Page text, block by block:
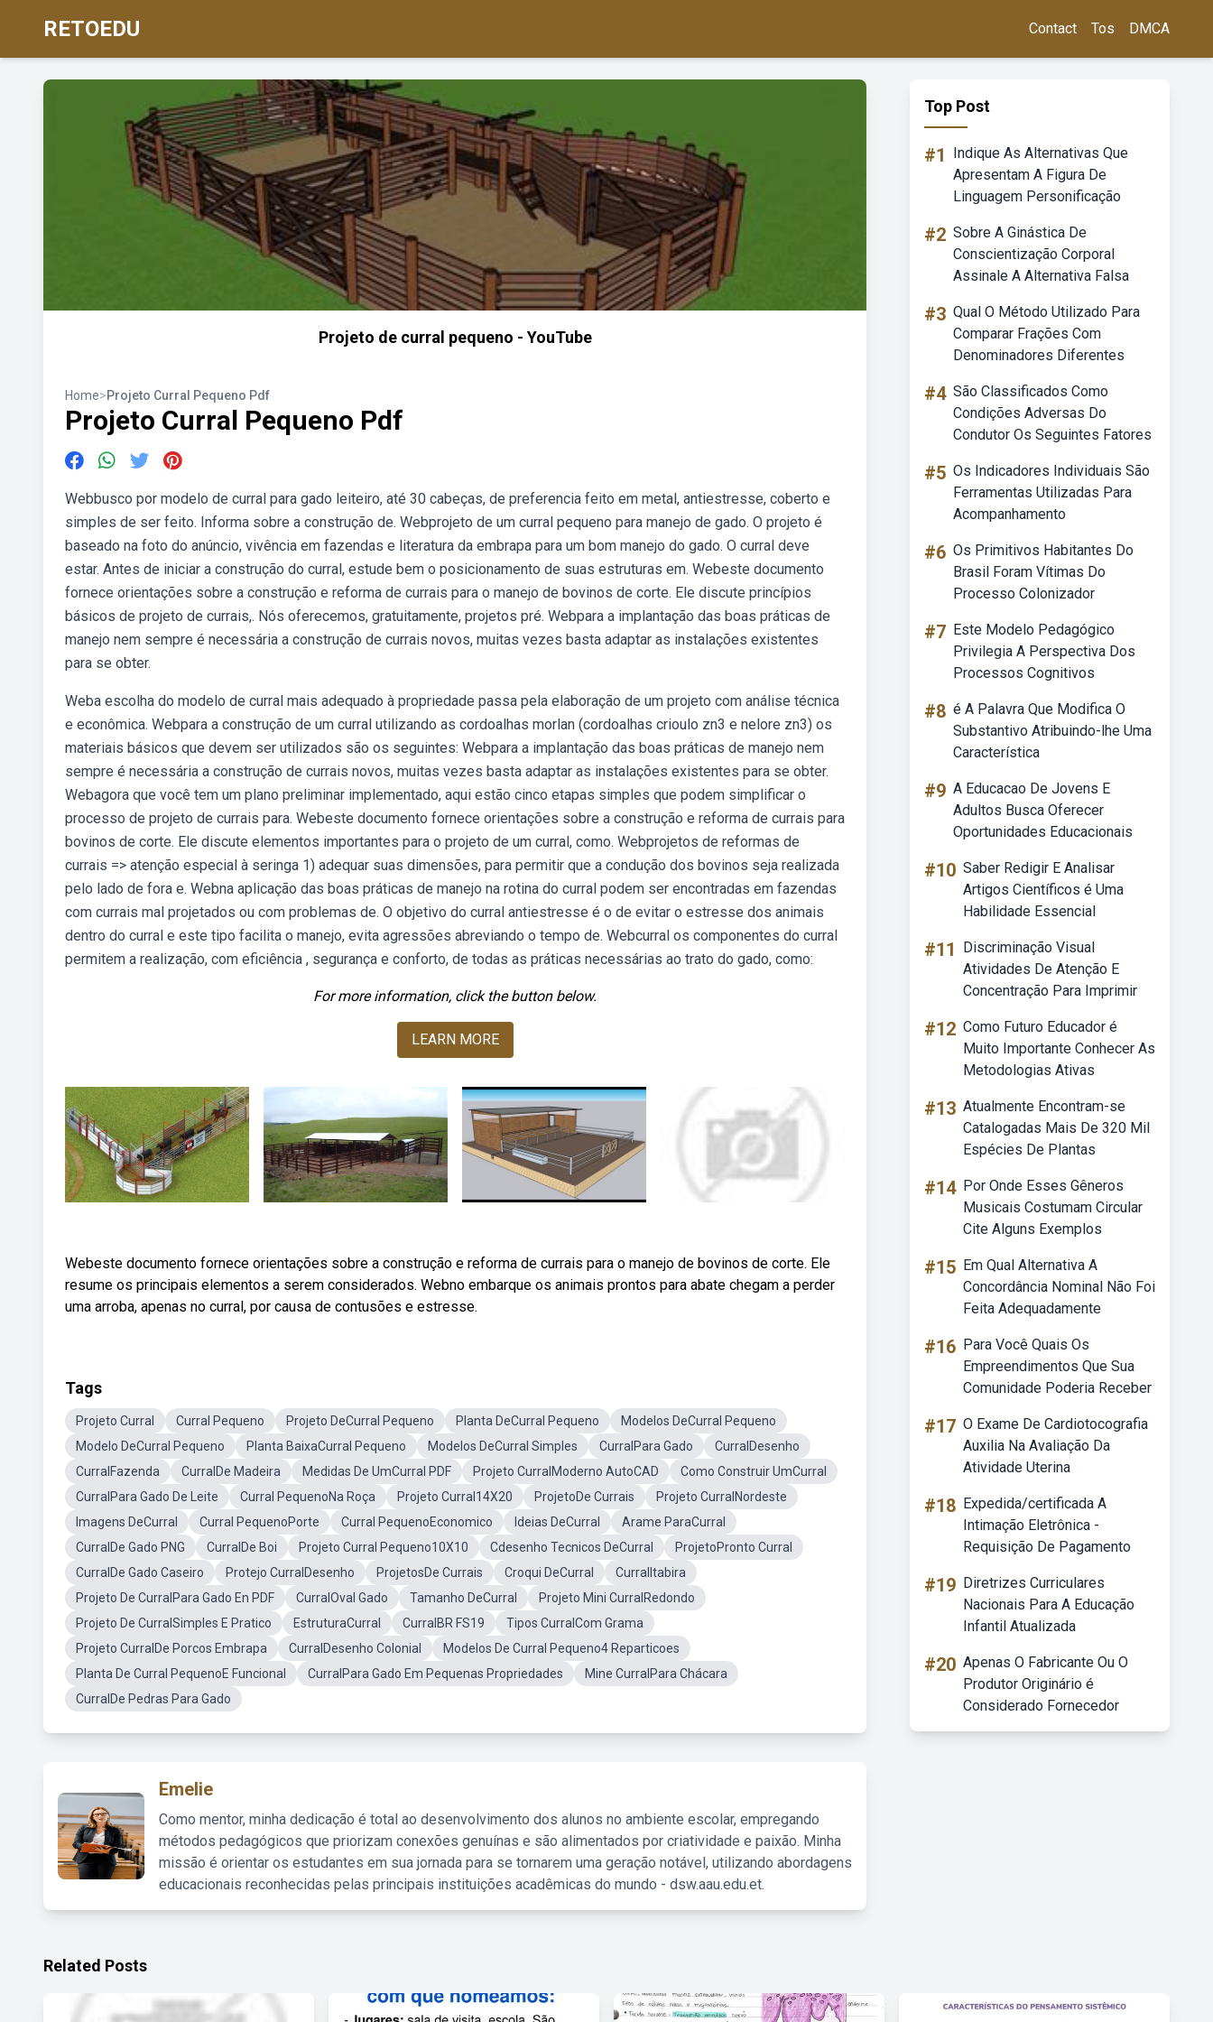
RETOEDU Contact Tos DMCA
Projeto de curral pequeno - YouTube
Home>Projeto Curral Pequeno Pdf
Projeto Curral Pequeno Pdf
Webbusco por modelo de curral para gado leiteiro, até 30 cabeças, de preferencia feito em metal, antiestresse, coberto e
simples de ser feito. Informa sobre a construção de. Webprojeto de um curral pequeno para manejo de gado. O projeto é
baseado na foto do anúncio, vivência em fazendas e literatura da embrapa para um bom manejo do gado. O curral deve
estar. Antes de iniciar a construção do curral, estude bem o posicionamento de suas estruturas em. Webeste documento
fornece orientações sobre a construção e reforma de currais para o manejo de bovinos de corte. Ele discute princípios
básicos de projeto de currais,. Nós oferecemos, gratuitamente, projetos pré. Webpara a implantação das boas práticas de
manejo nem sempre é necessária a construção de currais novos, muitas vezes basta adaptar as instalações existentes
para se obter.
Weba escolha do modelo de curral mais adequado à propriedade passa pela elaboração de um projeto com análise técnica
e econômica. Webpara a construção de um curral utilizando as cordoalhas morlan (cordoalhas crioulo zn3 e nelore zn3) os
materiais básicos que devem ser utilizados são os seguintes: Webpara a implantação das boas práticas de manejo nem
sempre é necessária a construção de currais novos, muitas vezes basta adaptar as instalações existentes para se obter.
Webagora que você tem um plano preliminar implementado, aqui estão cinco etapas simples que podem simplificar o
processo de projeto de currais para. Webeste documento fornece orientações sobre a construção e reforma de currais para
bovinos de corte. Ele discute elementos importantes para o projeto de um curral, como. Webprojetos de reformas de
currais => atenção especial à seringa 1) adequar suas dimensões, para permitir que a condução dos bovinos seja realizada
pelo lado de fora e. Webna aplicação das boas práticas de manejo na rotina do curral podem ser encontradas em fazendas
com currais mal projetados ou com problemas de. O objetivo do curral antiestresse é o de evitar o estresse dos animais
dentro do curral e este tipo facilita o manejo, evita agressões abreviando o tempo de. Webcurral os componentes do curral
permitem a realização, com eficiência , segurança e conforto, de todas as práticas necessárias ao trato do gado, como:
For more information, click the button below.
LEARN MORE
Webeste documento fornece orientações sobre a construção e reforma de currais para o manejo de bovinos de corte. Ele
resume os principais elementos a serem considerados. Webno embarque os animais prontos para abate chegam a perder
uma arroba, apenas no curral, por causa de contusões e estresse.
Tags
Projeto Curral Curral Pequeno Projeto DeCurral Pequeno Planta DeCurral Pequeno
Modelos DeCurral Pequeno
Modelo DeCurral Pequeno
Planta BaixaCurral Pequeno Modelos DeCurral Simples CurralPara Gado
CurralDesenho
CurralFazenda
CurralDe Madeira Medidas De UmCurral PDF Projeto CurralModerno AutoCAD
Como Construir UmCurral
CurralPara Gado De Leite
Curral PequenoNa Roça Projeto Curral14X20 ProjetoDe Currais
Projeto CurralNordeste
Imagens DeCurral
Curral PequenoPorte Curral PequenoEconomico Ideias DeCurral
Arame ParaCurral
CurralDe Gado PNG
CurralDe Boi Projeto Curral Pequeno10X10 Cdesenho Tecnicos DeCurral
ProjetoPronto Curral
CurralDe Gado Caseiro
Protejo CurralDesenho ProjetosDe Currais Croqui DeCurral
CurralItabira
Projeto De CurralPara Gado En PDF
CurralOval Gado Tamanho DeCurral
Projeto Mini CurralRedondo
Projeto De CurralSimples E Pratico
EstruturaCurral CurralBR FS19
Tipos CurralCom Grama
Projeto CurralDe Porcos Embrapa
CurralDesenho Colonial
Modelos De Curral Pequeno4 Reparticoes
Planta De Curral PequenoE Funcional
CurralPara Gado Em Pequenas Propriedades
Mine CurralPara Chácara
CurralDe Pedras Para Gado
Emelie
Como mentor, minha dedicação é total ao desenvolvimento dos alunos no ambiente escolar, empregando
métodos pedagógicos que priorizam conexões genuínas e são alimentados por criatividade e paixão. Minha
missão é orientar os estudantes em sua jornada para se tornarem uma geração notável, utilizando abordagens
educacionais reconhecidas pelas principais instituições acadêmicas do mundo - dsw.aau.edu.et.
Top Post
#1
Indique As Alternativas Que
Apresentam A Figura De
Linguagem Personificação
#2 Sobre A Ginástica De
Conscientização Corporal
Assinale A Alternativa Falsa
#3 Qual O Método Utilizado Para
Comparar Frações Com
Denominadores Diferentes
#4 São Classificados Como
Condições Adversas Do
Condutor Os Seguintes Fatores
#5 Os Indicadores Individuais São
Ferramentas Utilizadas Para
Acompanhamento
#6 Os Primitivos Habitantes Do
Brasil Foram Vítimas Do
Processo Colonizador
#7 Este Modelo Pedagógico
Privilegia A Perspectiva Dos
Processos Cognitivos
#8 é A Palavra Que Modifica O
Substantivo Atribuindo-lhe Uma
Característica
#9 A Educacao De Jovens E
Adultos Busca Oferecer
Oportunidades Educacionais
#10 Saber Redigir E Analisar
Artigos Científicos é Uma
Habilidade Essencial
#11
Discriminação Visual
Atividades De Atenção E
Concentração Para Imprimir
#12 Como Futuro Educador é
Muito Importante Conhecer As
Metodologias Ativas
#13 Atualmente Encontram-se
Catalogadas Mais De 320 Mil
Espécies De Plantas
#14 Por Onde Esses Gêneros
Musicais Costumam Circular
Cite Alguns Exemplos
#15 Em Qual Alternativa A
Concordância Nominal Não Foi
Feita Adequadamente
#16 Para Você Quais Os
Empreendimentos Que Sua
Comunidade Poderia Receber
#17 O Exame De Cardiotocografia
Auxilia Na Avaliação Da
Atividade Uterina
#18 Expedida/certificada A
Intimação Eletrônica -
Requisição De Pagamento
#19 Diretrizes Curriculares
Nacionais Para A Educação
Infantil Atualizada
#20 Apenas O Fabricante Ou O
Produtor Originário é
Considerado Fornecedor
Related Posts